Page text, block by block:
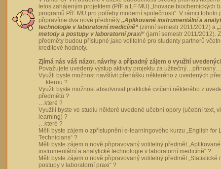
letos zahájeným projektem (PřF a LF MU) „Inovace biochemických
programů PřF MU pro potřeby moderní společnosti“. V rámci tohoto
připravíme dva nové předměty „Aplikované instrumentální a
technologie v laboratorní medicíně“ (zimní semestr 2011/2012) a
metody a postupy v laboratorní praxi“ (jarní semestr 2011/2012).
předměty budou přístupné jako volitelné pro studenty partnerů
kreditové hodnoty.
Zjímá nás váš názor, návrhy a případný zájem o využití
Považujete uvedený výstup aktivity projektu za
Využli byste možnost navštívit přenášku některého z uvedených
….kterou ?
Využli byste možnost absolvovat praktické cvičení některého z
předmětů ?
…které ?
Využili byste ve studiu některé uvedené učební opory (učební text,
learning) ?
…které ?
Měli byste zájem o zpřístupnění e-learningového kurzu „English for
Technicians“ ?
Měli byste zájem o nově připravovaný volitelný předmět „Aplikované
instrumentální a analytické technologie v laboratorní medicíně“ ?
Měli byste zájem o nově připravovaný volitelný předmět „Statistické
postupy v laboratorní praxi“ ?